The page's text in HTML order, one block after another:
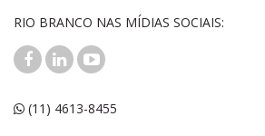
RIO BRANCO NAS MÍDIAS SOCIAIS:
(11) 4613-8455